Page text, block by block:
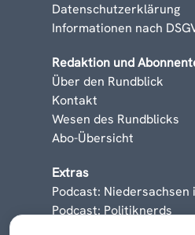
Datenschutzerklärung
Informationen nach
Redaktion und
Über den Rundblick
Kontakt
Wesen des Rundblicks
Abo-Übersicht
Extras
Podcast: Niedersachsen
Podcast: Politiknerds